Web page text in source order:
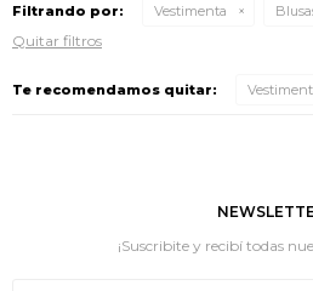
Filtrando por: Vestimenta
Quitar filtros
Te recomendamos quitar:
¡Suscribite y recibí todas